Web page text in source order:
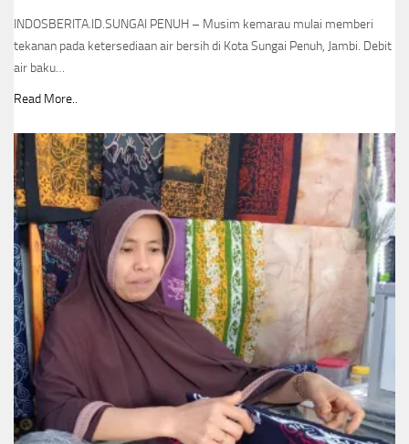
INDOSBERITA.ID.SUNGAI PENUH – Musim kemarau mulai memberi
tekanan pada ketersediaan air bersih di Kota Sungai Penuh, Jambi. Debit
air baku…
Read More..